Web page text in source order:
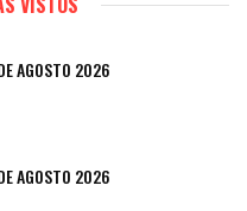
AGOSTO 2026
AGOSTO 2026